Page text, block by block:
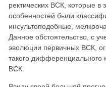
ректических ВСК, которые в
особенностей были
инсультоподобные,
Данное обстоятельство, с
эволюции первичных ВСК,
такого дифференциального
ВСК.